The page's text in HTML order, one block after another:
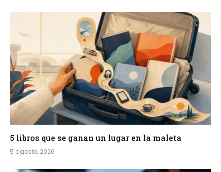
5 libros que se ganan un lugar en la maleta
5 agosto, 2026